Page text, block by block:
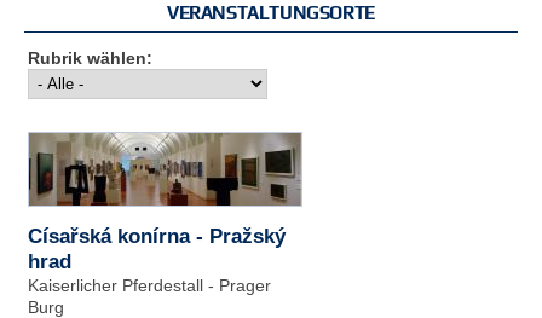
VERANSTALTUNGSORTE
Rubrik wählen:
Císařská konírna - Pražský
hrad
Kaiserlicher Pferdestall - Prager
Burg